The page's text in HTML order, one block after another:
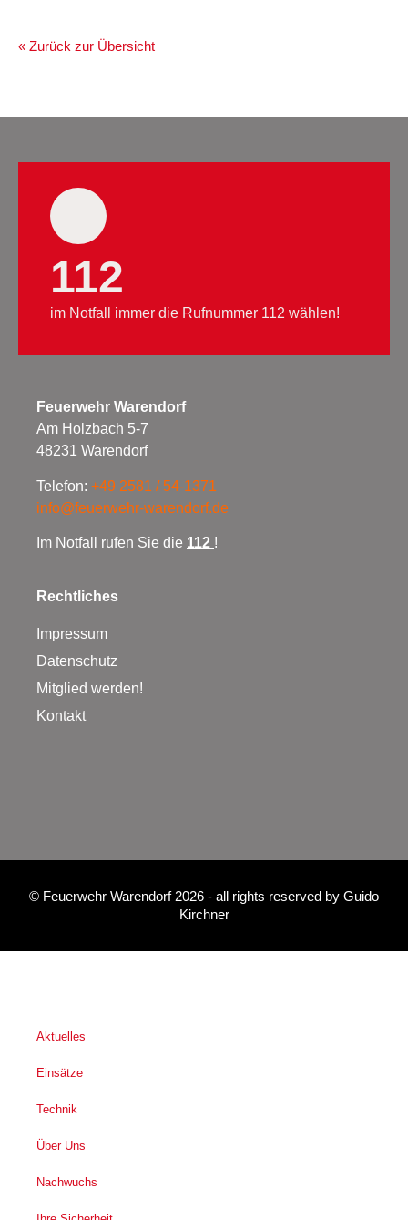
« Zurück zur Übersicht
112
im Notfall immer die Rufnummer 112 wählen!
Feuerwehr Warendorf
Am Holzbach 5-7
48231 Warendorf
Telefon: +49 2581 / 54-1371
info@feuerwehr-warendorf.de
Im Notfall rufen Sie die 112 !
Rechtliches
Impressum
Datenschutz
Mitglied werden!
Kontakt
© Feuerwehr Warendorf 2026 - all rights reserved by Guido
Kirchner
Aktuelles
Einsätze
Technik
Über Uns
Nachwuchs